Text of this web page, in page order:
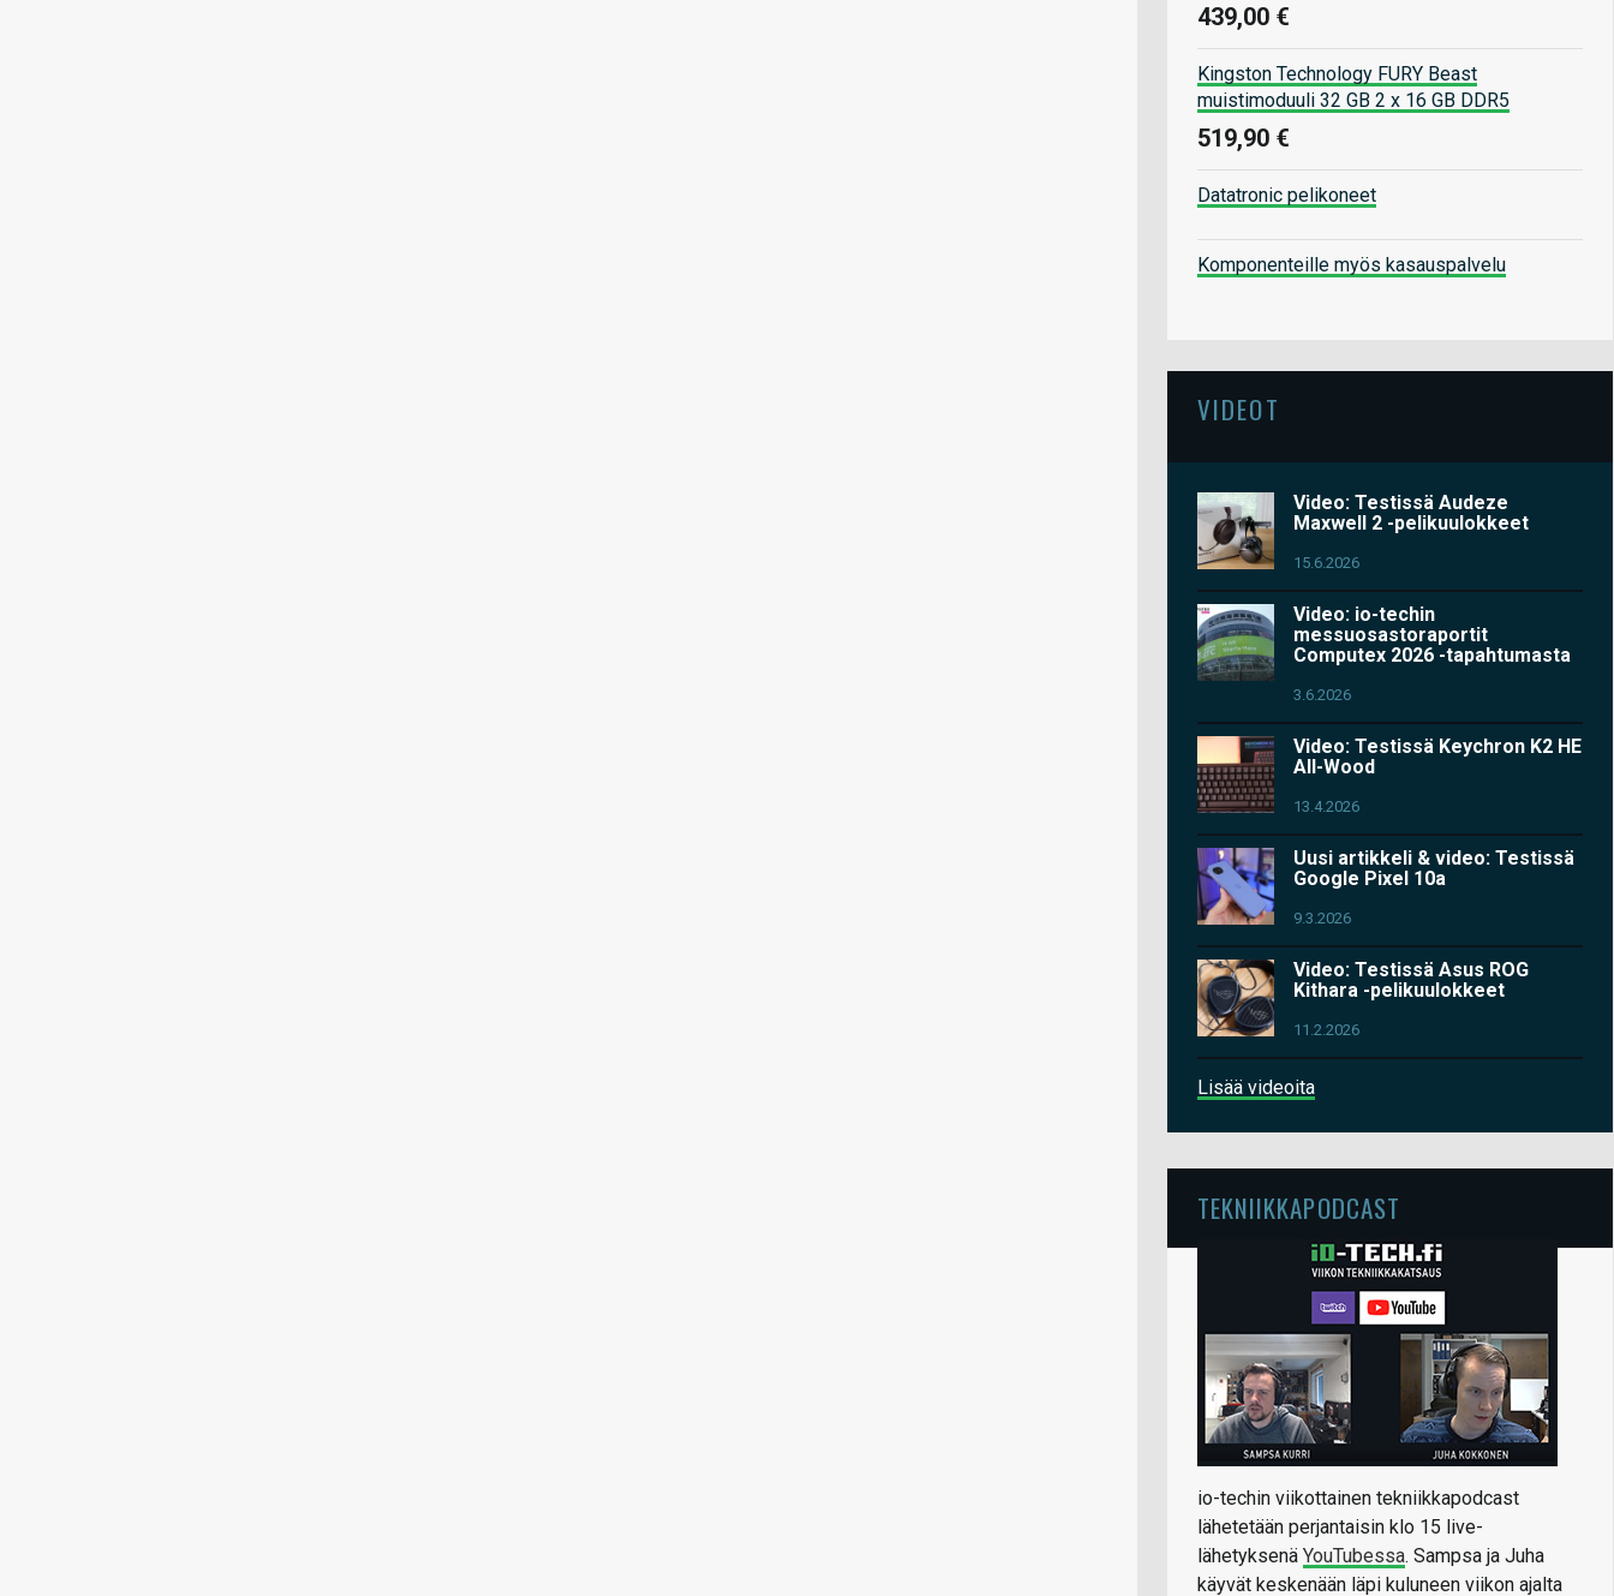
439,00 €
Kingston Technology FURY Beast
muistimoduuli 32 GB 2 x 16 GB DDR5
519,90 €
Datatronic pelikoneet
Komponenteille myös kasauspalvelu
VIDEOT
Video: Testissä Audeze
Maxwell 2 -pelikuulokkeet
15.6.2026
Video: io-techin
messuosastoraportit
Computex 2026 -tapahtumasta
3.6.2026
Video: Testissä Keychron K2 HE
All-Wood
13.4.2026
Uusi artikkeli & video: Testissä
Google Pixel 10a
9.3.2026
Video: Testissä Asus ROG
Kithara -pelikuulokkeet
11.2.2026
Lisää videoita
TEKNIIKKAPODCAST
io-techin viikottainen tekniikkapodcast
lähetetään perjantaisin klo 15 live-
lähetyksenä YouTubessa. Sampsa ja Juha
käyvät keskenään läpi kuluneen viikon ajalta